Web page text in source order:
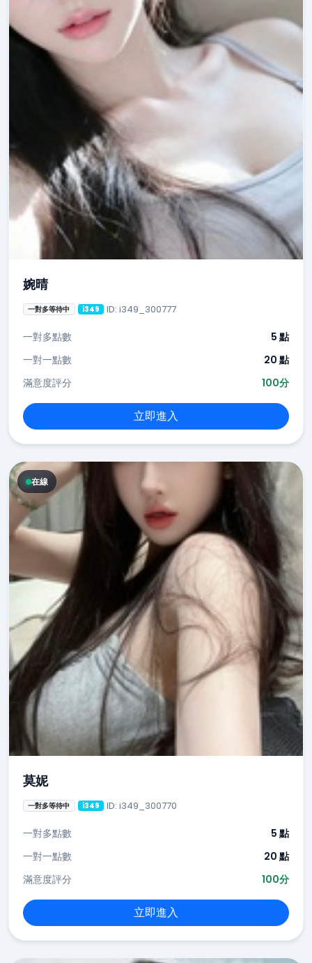
婉晴
一對多等待中 i349 ID: i349_300777
一對多點數
5 點
一對一點數
20 點
滿意度評分
100分
立即進入
在線
莫妮
一對多等待中 i349 ID: i349_300770
一對多點數
5 點
一對一點數
20 點
滿意度評分
100分
立即進入